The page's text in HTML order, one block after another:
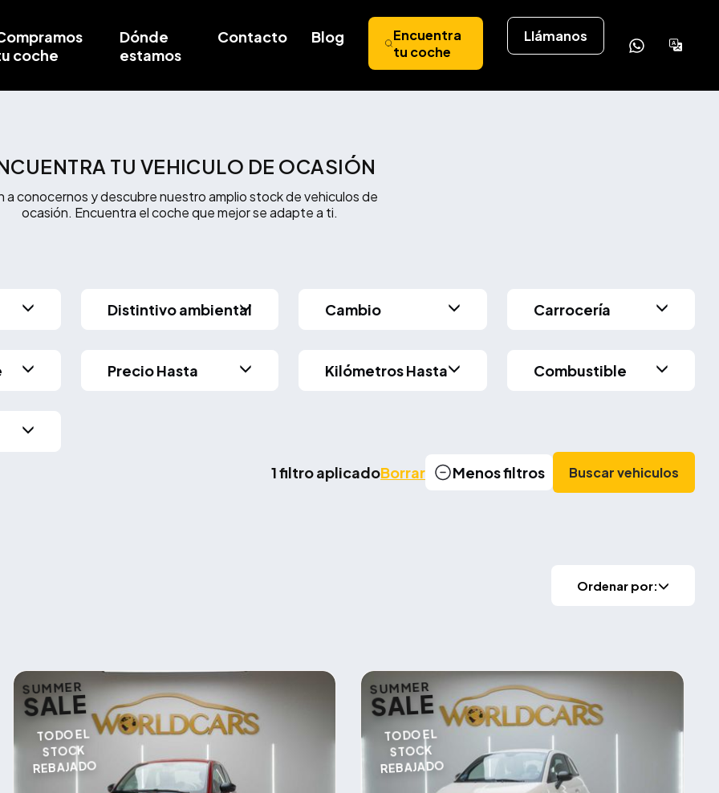
coche
Dónde
estamos
Contacto Blog
Encuentra
tu coche
Llámanos
TU VEHICULO DE OCASIÓN
a conocernos y descubre nuestro amplio stock de vehiculos de
ocasión. Encuentra el coche que mejor se adapte a ti.
Distintivo ambiental Cambio Carrocería
Precio Hasta Kilómetros Hasta Combustible
1 filtro aplicadoBorrar Menos filtros Buscar vehiculos
Ordenar por:
SUMMER
SALE
TODO EL
STOCK
REBAJADO
SUMMER
SALE
TODO EL
STOCK
REBAJADO